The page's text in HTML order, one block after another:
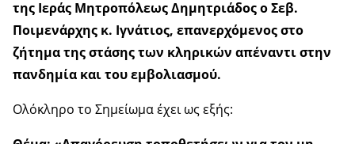
της Ιεράς Μητροπόλεως Δημητριάδος ο Σεβ.
Ποιμενάρχης κ. Ιγνάτιος, επανερχόμενος στο
ζήτημα της στάσης των κληρικών απέναντι στην
πανδημία και του εμβολιασμού.
Ολόκληρο το Σημείωμα έχει ως εξής: